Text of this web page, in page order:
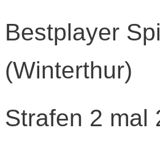
Bestplayer
(Winterthur)
Strafen 2 mal